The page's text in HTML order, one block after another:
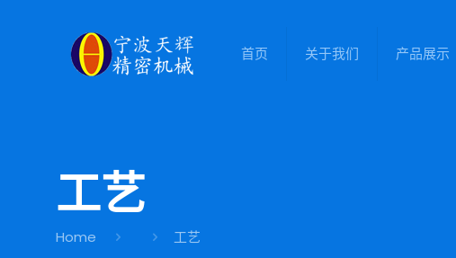
首页 关于我们 产品展示
工艺
Home 工艺